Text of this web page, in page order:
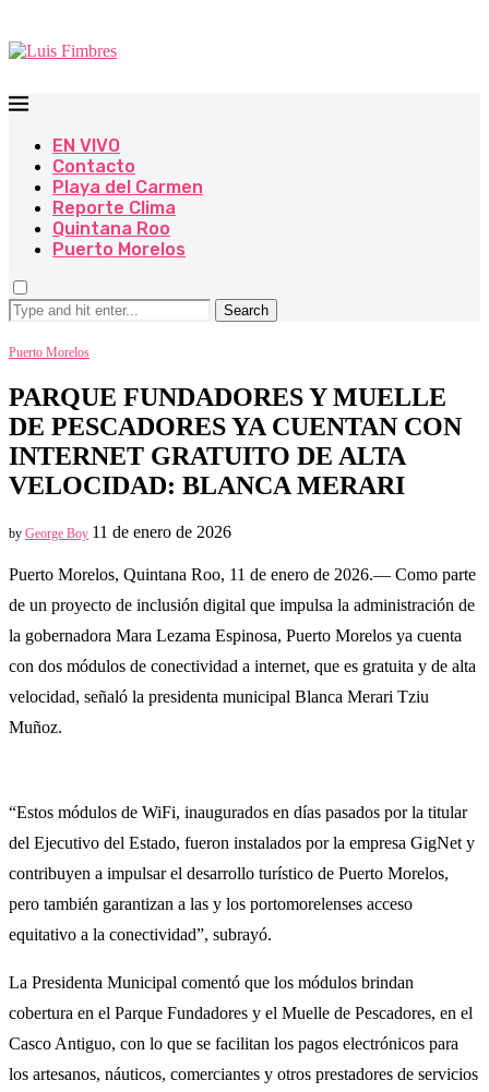
EN VIVO
Contacto
Playa del Carmen
Reporte Clima
Quintana Roo
Puerto Morelos
Search
Puerto Morelos
PARQUE FUNDADORES Y MUELLE
DE PESCADORES YA CUENTAN CON
INTERNET GRATUITO DE ALTA
VELOCIDAD: BLANCA MERARI
by George Boy 11 de enero de 2026
Puerto Morelos, Quintana Roo, 11 de enero de 2026.— Como parte
de un proyecto de inclusión digital que impulsa la administración de
la gobernadora Mara Lezama Espinosa, Puerto Morelos ya cuenta
con dos módulos de conectividad a internet, que es gratuita y de alta
velocidad, señaló la presidenta municipal Blanca Merari Tziu
Muñoz.
“Estos módulos de WiFi, inaugurados en días pasados por la titular
del Ejecutivo del Estado, fueron instalados por la empresa GigNet y
contribuyen a impulsar el desarrollo turístico de Puerto Morelos,
pero también garantizan a las y los portomorelenses acceso
equitativo a la conectividad”, subrayó.
La Presidenta Municipal comentó que los módulos brindan
cobertura en el Parque Fundadores y el Muelle de Pescadores, en el
Casco Antiguo, con lo que se facilitan los pagos electrónicos para
los artesanos, náuticos, comerciantes y otros prestadores de servicios